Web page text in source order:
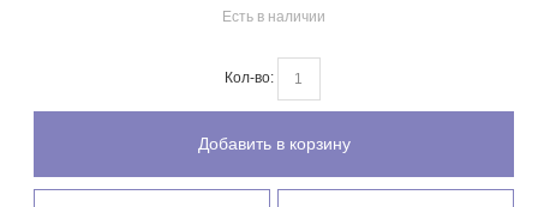
Есть в наличии
Кол-во:
Добавить в корзину